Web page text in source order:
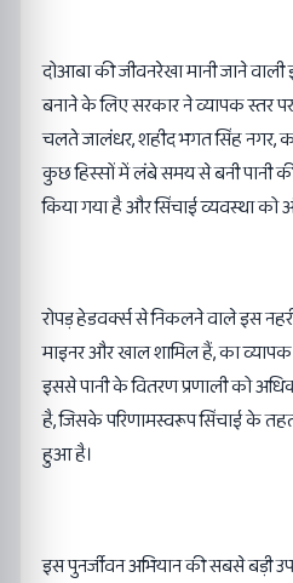
दोआबा की जीवनरेखा मानी जाने
बनाने के लिए सरकार ने व्यापक स्तर
चलते जालंधर, शहीद भगत सिंह नगर,
कुछ हिस्सों में लंबे समय से बनी पानी
किया गया है और सिंचाई व्यवस्था को
रोपड़ हेडवर्क्स से निकलने वाले इस
माइनर और खाल शामिल हैं, का व्यापक
इससे पानी के वितरण प्रणाली को
है, जिसके परिणामस्वरूप सिंचाई के तहत
हुआ है।
इस पुनर्जीवन अभियान की सबसे बड़ी